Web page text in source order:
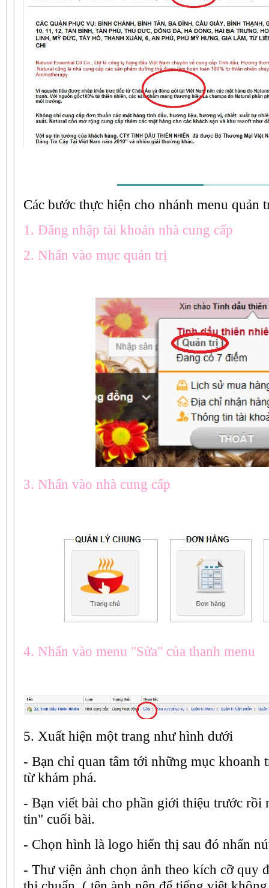
Các bước thực hiện cho nhánh menu quản
1. Đăng nhập tài khoản nhà cung cấp
2. Nhấn vào mục quản trị
3. Nhấn vào nhà cung cấp
4. Nhấn vào menu "Sửa" của thanh menu
5. Xuất hiện một trang như hình dưới
- Bạn chỉ quan tâm tới những mục khoanh
từ khám phá.
- Bạn viết bài cho phần giới thiệu trước rồi
tin" cuối bài.
- Chọn hình là logo hiển thị sau đó nhấn
- Thư viện ảnh chọn ảnh theo kích cỡ quy